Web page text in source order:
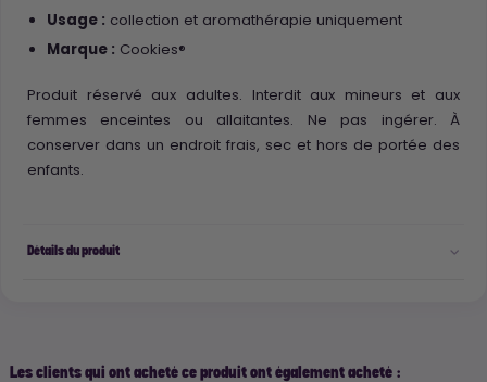
Usage : collection et aromathérapie uniquement
Marque : Cookies®
Produit réservé aux adultes. Interdit aux mineurs et aux
femmes enceintes ou allaitantes. Ne pas ingérer. À
conserver dans un endroit frais, sec et hors de portée des
enfants.
Détails du produit
Les clients qui ont acheté ce produit ont également acheté :